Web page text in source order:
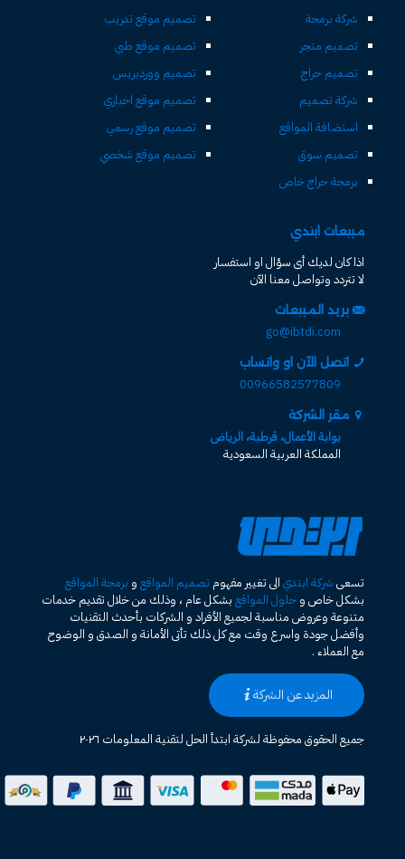
شركة برمجة
تصميم متجر
تصميم حراج
شركة تصميم
استضافة المواقع
تصميم سوق
برمجة حراج خاص
تصميم موقع تدريب
تصميم موقع طبي
تصميم ووردبريس
تصميم موقع اخباري
تصميم موقع رسمي
تصميم موقع شخصي
مبيعات ابتدي
اذا كان لديك أى سؤال او استفسار
لا تتردد وتواصل معنا الآن
بريد المبيعات
go@ibtdi.com
اتصل الآن او واتساب
00966582577809
مقر الشركة
بوابة الأعمال، قرطبة، الرياض
المملكة العربية السعودية
تسعى شركة ابتدي الى تغيير مفهوم تصميم المواقع و برمجة المواقع
بشكل خاص و حلول المواقع بشكل عام ، وذلك من خلال تقديم خدمات
متنوعة وعروض مناسبة لجميع الأفراد و الشركات بأحدث التقنيات
وأفضل جودة واسرع وقت مع كل ذلك تأتى الأمانة و الصدق و الوضوح
مع العملاء .
المزيد عن الشركة
جميع الحقوق محفوظة لشركة ابتدأ الحل لتقنية المعلومات ٢٠٢٦